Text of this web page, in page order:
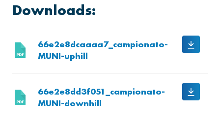
Downloads:
66e2e8dcaaaa7_campionato-
MUNI-uphill
66e2e8dd3f051_campionato-
MUNI-downhill